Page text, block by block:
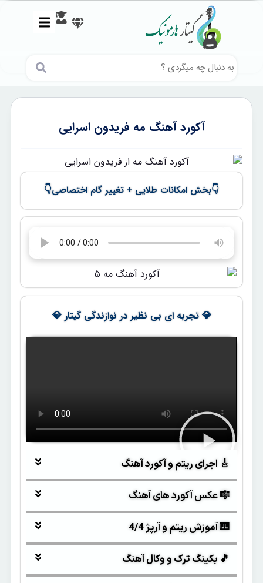
آکورد آهنگ مه فریدون اسرایی
👇بخش امکانات طلایی + تغییر گام اختصاصی👇
💎 تجربه ای بی نظیر در نوازندگی گیتار 💎
🎸 اجرای ریتم و آکورد آهنگ
🎼 عکس آکورد های آهنگ
🎹 آموزش ریتم و آرپژ 4/4
🎵 بکینگ ترک و وکال آهنگ